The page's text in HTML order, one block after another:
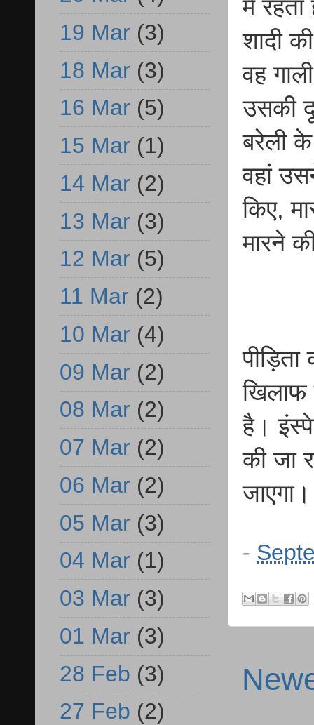
में
शादी
वह
उसकी
बरेली
वहां
किए,
मारने
खिलाफ
है।
की जा
जाएगा।
-
19 Mar (3)
18 Mar (3)
16 Mar (5)
15 Mar (1)
14 Mar (2)
13 Mar (3)
12 Mar (5)
11 Mar (2)
10 Mar (4)
09 Mar (2)
08 Mar (2)
07 Mar (2)
06 Mar (2)
05 Mar (3)
04 Mar (1)
03 Mar (3)
01 Mar (3)
28 Feb (3)
27 Feb (2)